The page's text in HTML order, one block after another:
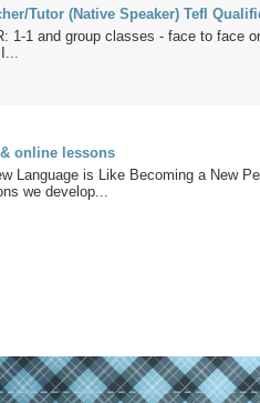
Tutor (Native Speaker) Tefl
1-1 and group classes - face to face
& online lessons
Language is Like Becoming a New
we develop...